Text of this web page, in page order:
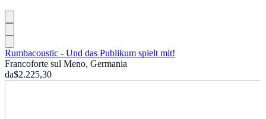
Rumbacoustic - Und das Publikum spielt mit!
Francoforte sul Meno, Germania
da$2.225,30